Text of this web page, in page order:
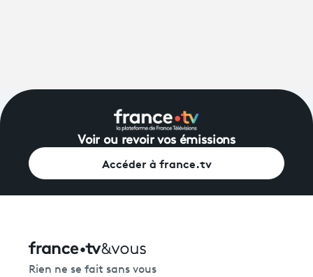
Voir ou revoir vos émissions
Accéder à france.tv
Rien ne se fait sans vous